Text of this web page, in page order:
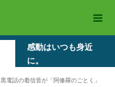
感動はいつも身近
に。
黒電話の着信音が「阿修羅のごとく」